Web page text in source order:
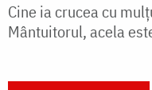
Cine ia crucea cu
Mântuitorul, acela